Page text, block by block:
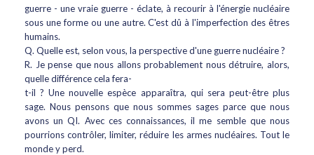
guerre - une vraie guerre - éclate, à recourir à l'énergie nucléaire
sous une forme ou une autre. C'est dû à l'imperfection des êtres
humains.
Q. Quelle est, selon vous, la perspective d'une guerre nucléaire ?
R. Je pense que nous allons probablement nous détruire, alors,
quelle différence cela fera-
t-il ? Une nouvelle espèce apparaîtra, qui sera peut-être plus
sage. Nous pensons que nous sommes sages parce que nous
avons un QI. Avec ces connaissances, il me semble que nous
pourrions contrôler, limiter, réduire les armes nucléaires. Tout le
monde y perd.